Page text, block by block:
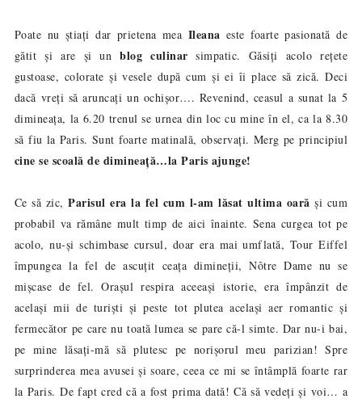
Poate nu știați dar prietena mea Ileana este foarte pasionată de
gătit și are și unblog culinar simpatic. Găsiți acolo rețete
gustoase, colorate și vesele după cum și ei îi place să zică. Deci
dacă vreți să aruncați un ochișor…. Revenind, ceasul a sunat la 5
dimineața, la 6.20 trenul se urnea din loc cu mine în el, ca la 8.30
să fiu la Paris. Sunt foarte matinală, observați. Merg pe principiul
cine se scoală de dimineață…la Paris ajunge!
Ce să zic,Parisul era la fel cum l-am lăsat ultima oară și cum
probabil va rămâne mult timp de aici înainte. Sena curgea tot pe
acolo, nu-și schimbase cursul, doar era mai umflată, Tour Eiffel
împungea la fel de ascuțit ceața dimineții, Nôtre Dame nu se
mișcase de fel. Orașul respira aceeași istorie, era împânzit de
același mii de turiști și peste tot plutea același aer romantic și
fermecător pe care nu toată lumea se pare că-l simte. Dar nu-i bai,
pe mine lăsați-mă să plutesc pe norișorul meu parizian! Spre
surprinderea mea avusei și soare, ceea ce mi se întâmplă foarte rar
la Paris. De fapt cred că a fost prima dată! Că să vedeți și voi… a